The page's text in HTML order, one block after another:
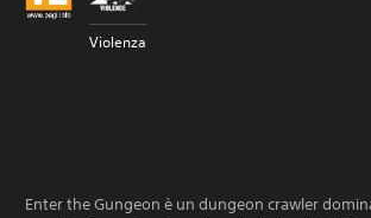
Violenza
Enter the Gungeon è un dungeon crawler